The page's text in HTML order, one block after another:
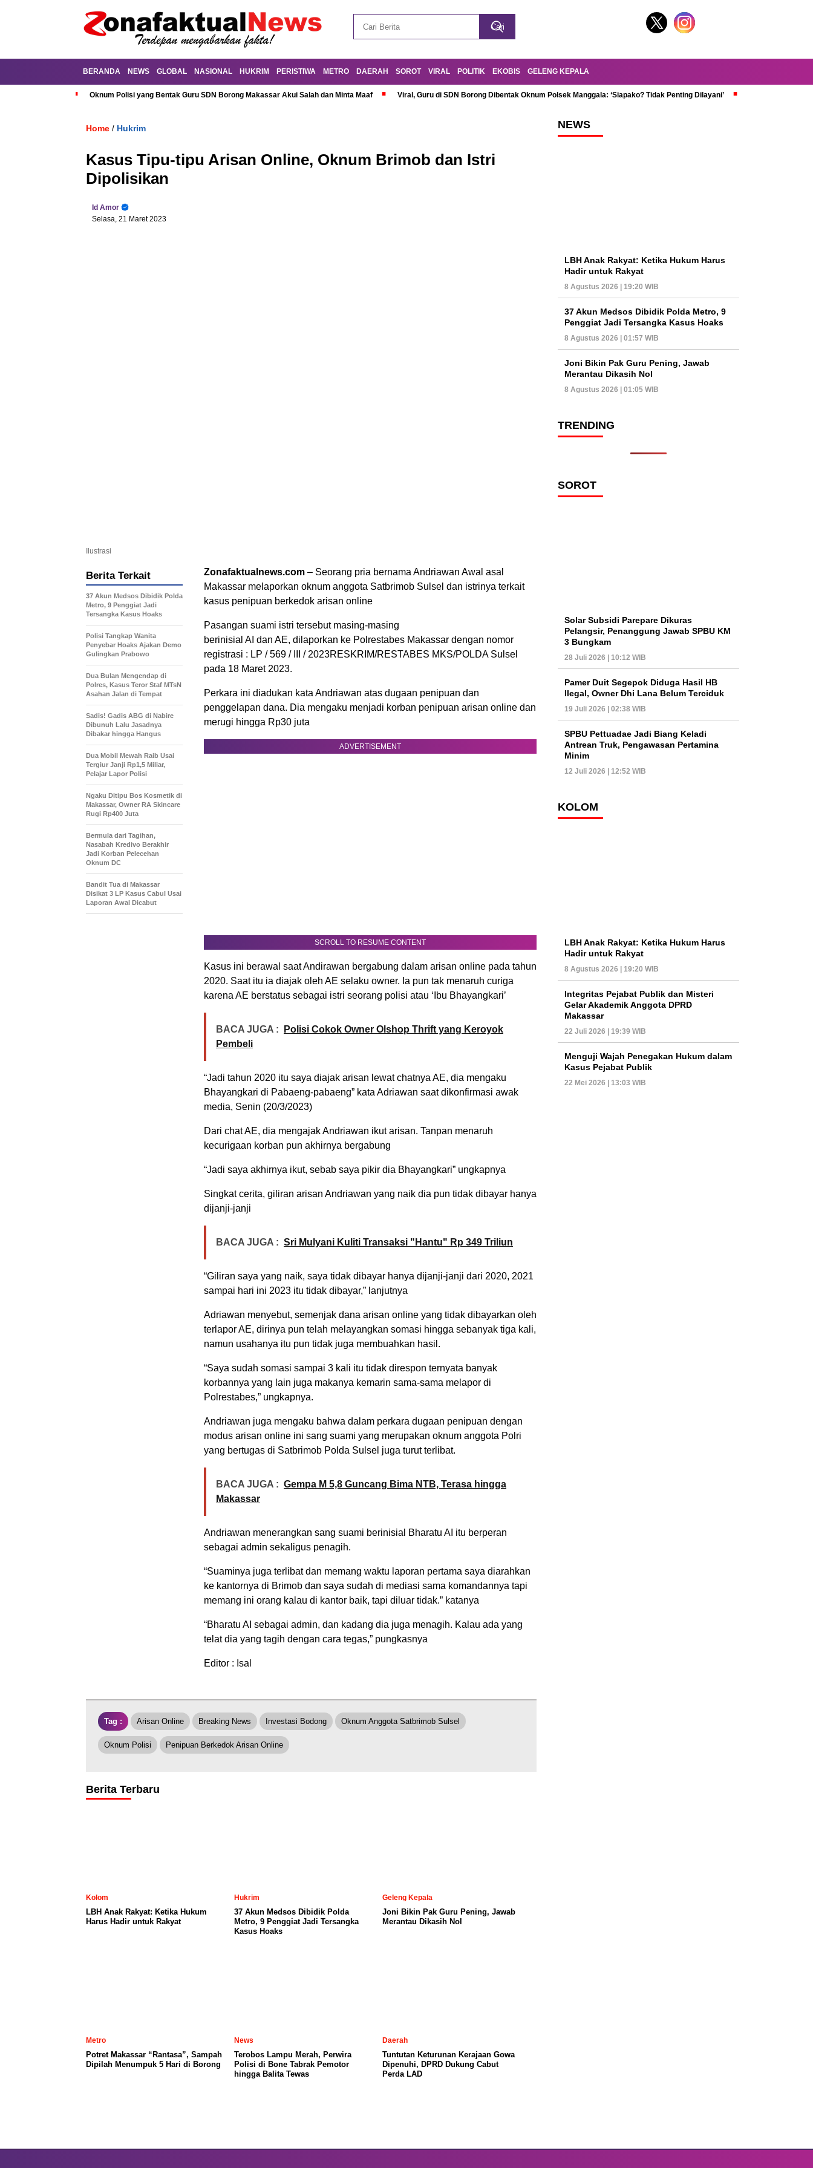
BERANDA NEWS GLOBAL NASIONAL HUKRIM PERISTIWA METRO DAERAH SOROT VIRAL POLITIK EKOBIS GELENG KEPALA
Oknum Polisi yang Bentak Guru SDN Borong Makassar Akui Salah dan Minta Maaf Viral, Guru di SDN Borong Dibentak Oknum Polsek Manggala: ‘Siapako? Tidak Penting Dilayani’
Home / Hukrim
Kasus Tipu-tipu Arisan Online, Oknum Brimob dan Istri
Dipolisikan
Id Amor
Selasa, 21 Maret 2023
Ilustrasi
Zonafaktualnews.com – Seorang pria bernama Andriawan Awal asal
Makassar melaporkan oknum anggota Satbrimob Sulsel dan istrinya terkait
kasus penipuan berkedok arisan online
Pasangan suami istri tersebut masing-masing
berinisial AI dan AE, dilaporkan ke Polrestabes Makassar dengan nomor
registrasi : LP / 569 / III / 2023RESKRIM/RESTABES MKS/POLDA Sulsel
pada 18 Maret 2023.
Perkara ini diadukan kata Andriawan atas dugaan penipuan dan
penggelapan dana. Dia mengaku menjadi korban penipuan arisan online dan
merugi hingga Rp30 juta
ADVERTISEMENT
SCROLL TO RESUME CONTENT
Kasus ini berawal saat Andirawan bergabung dalam arisan online pada tahun
2020. Saat itu ia diajak oleh AE selaku owner. Ia pun tak menaruh curiga
karena AE berstatus sebagai istri seorang polisi atau ‘Ibu Bhayangkari’
BACA JUGA :
Polisi Cokok Owner Olshop Thrift yang Keroyok
Pembeli
“Jadi tahun 2020 itu saya diajak arisan lewat chatnya AE, dia mengaku
Bhayangkari di Pabaeng-pabaeng” kata Adriawan saat dikonfirmasi awak
media, Senin (20/3/2023)
Dari chat AE, dia mengajak Andriawan ikut arisan. Tanpan menaruh
kecurigaan korban pun akhirnya bergabung
“Jadi saya akhirnya ikut, sebab saya pikir dia Bhayangkari” ungkapnya
Singkat cerita, giliran arisan Andriawan yang naik dia pun tidak dibayar hanya
dijanji-janji
BACA JUGA : Sri Mulyani Kuliti Transaksi "Hantu" Rp 349 Triliun
“Giliran saya yang naik, saya tidak dibayar hanya dijanji-janji dari 2020, 2021
sampai hari ini 2023 itu tidak dibayar,” lanjutnya
Adriawan menyebut, semenjak dana arisan online yang tidak dibayarkan oleh
terlapor AE, dirinya pun telah melayangkan somasi hingga sebanyak tiga kali,
namun usahanya itu pun tidak juga membuahkan hasil.
“Saya sudah somasi sampai 3 kali itu tidak direspon ternyata banyak
korbannya yang lain juga makanya kemarin sama-sama melapor di
Polrestabes,” ungkapnya.
Andriawan juga mengaku bahwa dalam perkara dugaan penipuan dengan
modus arisan online ini sang suami yang merupakan oknum anggota Polri
yang bertugas di Satbrimob Polda Sulsel juga turut terlibat.
BACA JUGA : Gempa M 5,8 Guncang Bima NTB, Terasa hingga
Makassar
Andriawan menerangkan sang suami berinisial Bharatu AI itu berperan
sebagai admin sekaligus penagih.
“Suaminya juga terlibat dan memang waktu laporan pertama saya diarahkan
ke kantornya di Brimob dan saya sudah di mediasi sama komandannya tapi
memang ini orang kalau di kantor baik, tapi diluar tidak.” katanya
“Bharatu AI sebagai admin, dan kadang dia juga menagih. Kalau ada yang
telat dia yang tagih dengan cara tegas,” pungkasnya
Editor : Isal
Berita Terkait
37 Akun Medsos Dibidik Polda
Metro, 9 Penggiat Jadi
Tersangka Kasus Hoaks
Polisi Tangkap Wanita
Penyebar Hoaks Ajakan Demo
Gulingkan Prabowo
Dua Bulan Mengendap di
Polres, Kasus Teror Staf MTsN
Asahan Jalan di Tempat
Sadis! Gadis ABG di Nabire
Dibunuh Lalu Jasadnya
Dibakar hingga Hangus
Dua Mobil Mewah Raib Usai
Tergiur Janji Rp1,5 Miliar,
Pelajar Lapor Polisi
Ngaku Ditipu Bos Kosmetik di
Makassar, Owner RA Skincare
Rugi Rp400 Juta
Bermula dari Tagihan,
Nasabah Kredivo Berakhir
Jadi Korban Pelecehan
Oknum DC
Bandit Tua di Makassar
Disikat 3 LP Kasus Cabul Usai
Laporan Awal Dicabut
Tag : Arisan Online Breaking News Investasi Bodong Oknum Anggota Satbrimob Sulsel
Oknum Polisi Penipuan Berkedok Arisan Online
Berita Terbaru
Kolom
LBH Anak Rakyat: Ketika Hukum
Harus Hadir untuk Rakyat
Hukrim
37 Akun Medsos Dibidik Polda
Metro, 9 Penggiat Jadi Tersangka
Kasus Hoaks
Geleng Kepala
Joni Bikin Pak Guru Pening, Jawab
Merantau Dikasih Nol
Metro
Potret Makassar “Rantasa”, Sampah
Dipilah Menumpuk 5 Hari di Borong
News
Terobos Lampu Merah, Perwira
Polisi di Bone Tabrak Pemotor
hingga Balita Tewas
Daerah
Tuntutan Keturunan Kerajaan Gowa
Dipenuhi, DPRD Dukung Cabut
Perda LAD
NEWS
LBH Anak Rakyat: Ketika Hukum Harus
Hadir untuk Rakyat
8 Agustus 2026 | 19:20 WIB
37 Akun Medsos Dibidik Polda Metro, 9
Penggiat Jadi Tersangka Kasus Hoaks
8 Agustus 2026 | 01:57 WIB
Joni Bikin Pak Guru Pening, Jawab
Merantau Dikasih Nol
8 Agustus 2026 | 01:05 WIB
TRENDING
SOROT
Solar Subsidi Parepare Dikuras
Pelangsir, Penanggung Jawab SPBU KM
3 Bungkam
28 Juli 2026 | 10:12 WIB
Pamer Duit Segepok Diduga Hasil HB
Ilegal, Owner Dhi Lana Belum Terciduk
19 Juli 2026 | 02:38 WIB
SPBU Pettuadae Jadi Biang Keladi
Antrean Truk, Pengawasan Pertamina
Minim
12 Juli 2026 | 12:52 WIB
KOLOM
LBH Anak Rakyat: Ketika Hukum Harus
Hadir untuk Rakyat
8 Agustus 2026 | 19:20 WIB
Integritas Pejabat Publik dan Misteri
Gelar Akademik Anggota DPRD
Makassar
22 Juli 2026 | 19:39 WIB
Menguji Wajah Penegakan Hukum dalam
Kasus Pejabat Publik
22 Mei 2026 | 13:03 WIB